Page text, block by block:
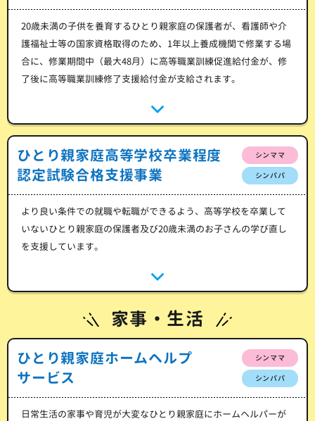
20歳未満の子供を養育するひとり親家庭の保護者が、看護師や介
護福祉士等の国家資格取得のため、1年以上養成機関で修業する場
合に、修業期間中（最大48月）に高等職業訓練促進給付金が、修
了後に高等職業訓練修了支援給付金が支給されます。
ひとり親家庭高等学校卒業程度
認定試験合格支援事業
シンママ
シンパパ
より良い条件での就職や転職ができるよう、高等学校を卒業して
いないひとり親家庭の保護者及び20歳未満のお子さんの学び直し
を支援しています。
家事・生活
ひとり親家庭ホームヘルプ
サービス
シンママ
シンパパ
日常生活の家事や育児が大変なひとり親家庭にホームヘルパーが